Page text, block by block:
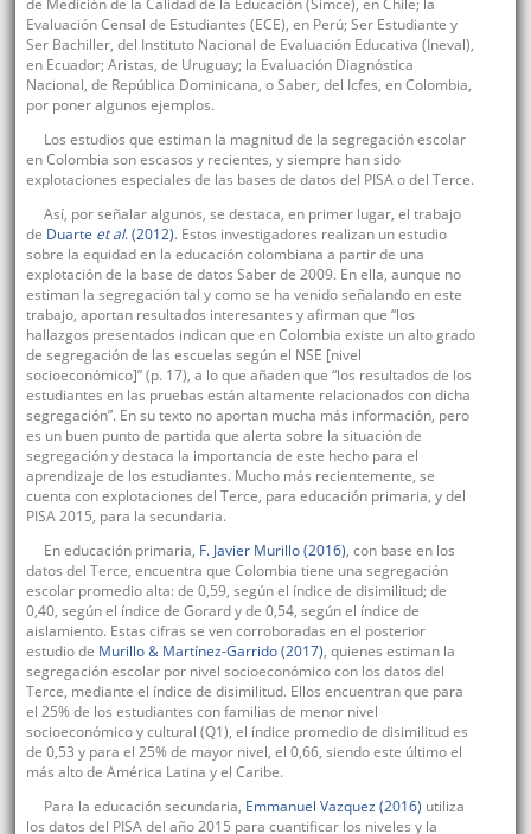
de Medición de la Calidad de la Educación (Simce), en Chile; la
Evaluación Censal de Estudiantes (ECE), en Perú; Ser Estudiante y
Ser Bachiller, del Instituto Nacional de Evaluación Educativa (Ineval),
en Ecuador; Aristas, de Uruguay; la Evaluación Diagnóstica
Nacional, de República Dominicana, o Saber, del Icfes, en Colombia,
por poner algunos ejemplos.
Los estudios que estiman la magnitud de la segregación escolar
en Colombia son escasos y recientes, y siempre han sido
explotaciones especiales de las bases de datos del PISA o del Terce.
Así, por señalar algunos, se destaca, en primer lugar, el trabajo
de Duarte et al. (2012). Estos investigadores realizan un estudio
sobre la equidad en la educación colombiana a partir de una
explotación de la base de datos Saber de 2009. En ella, aunque no
estiman la segregación tal y como se ha venido señalando en este
trabajo, aportan resultados interesantes y afirman que “los
hallazgos presentados indican que en Colombia existe un alto grado
de segregación de las escuelas según el NSE [nivel
socioeconómico]” (p. 17), a lo que añaden que “los resultados de los
estudiantes en las pruebas están altamente relacionados con dicha
segregación”. En su texto no aportan mucha más información, pero
es un buen punto de partida que alerta sobre la situación de
segregación y destaca la importancia de este hecho para el
aprendizaje de los estudiantes. Mucho más recientemente, se
cuenta con explotaciones del Terce, para educación primaria, y del
PISA 2015, para la secundaria.
En educación primaria, F. Javier Murillo (2016), con base en los
datos del Terce, encuentra que Colombia tiene una segregación
escolar promedio alta: de 0,59, según el índice de disimilitud; de
0,40, según el índice de Gorard y de 0,54, según el índice de
aislamiento. Estas cifras se ven corroboradas en el posterior
estudio de Murillo & Martínez-Garrido (2017), quienes estiman la
segregación escolar por nivel socioeconómico con los datos del
Terce, mediante el índice de disimilitud. Ellos encuentran que para
el 25% de los estudiantes con familias de menor nivel
socioeconómico y cultural (Q1), el índice promedio de disimilitud es
de 0,53 y para el 25% de mayor nivel, el 0,66, siendo este último el
más alto de América Latina y el Caribe.
Para la educación secundaria, Emmanuel Vazquez (2016) utiliza
los datos del PISA del año 2015 para cuantificar los niveles y la